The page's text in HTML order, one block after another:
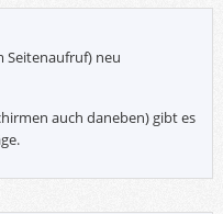
Seitenaufruf) neu
auch daneben) gibt es